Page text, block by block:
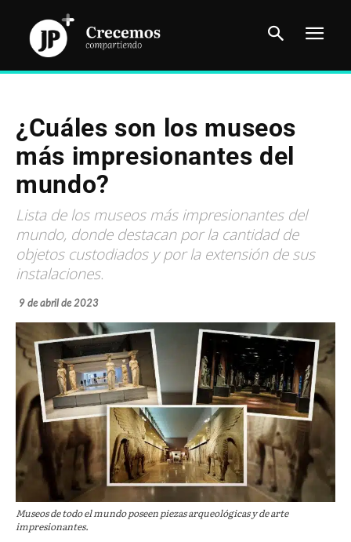
¿Cuáles son los museos
más impresionantes del
mundo?
Lista de los museos más impresionantes del
mundo, donde destacan por la cantidad de
objetos custodiados y por la extensión de sus
instalaciones.
9 de abril de 2023
Museos de todo el mundo poseen piezas arqueológicas y de arte
impresionantes.